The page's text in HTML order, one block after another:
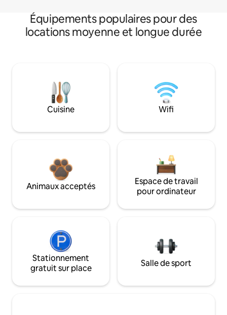
Équipements populaires pour des
locations moyenne et longue durée
Cuisine Wifi
Animaux acceptés
Espace de travail
pour ordinateur
Stationnement
gratuit sur place
Salle de sport